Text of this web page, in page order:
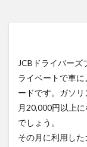
JCBドライバー
ライベートで車
ードです。ガソ
月20,000円以上
でしょう。
その月に利用し